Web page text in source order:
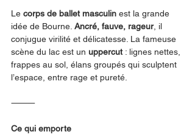
Le corps de ballet masculin est la grande
idée de Bourne. Ancré, fauve, rageur, il
conjugue virilité et délicatesse. La fameuse
scène du lac est un uppercut : lignes nettes,
frappes au sol, élans groupés qui sculptent
l’espace, entre rage et pureté.
⸻
Ce qui emporte